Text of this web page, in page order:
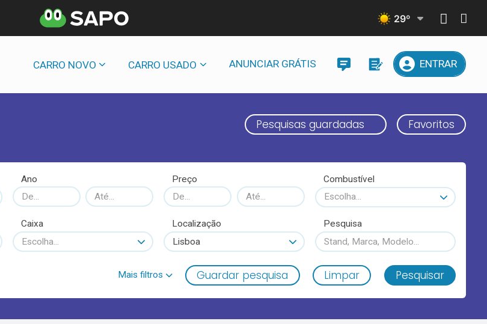
29º
CARRO NOVO CARRO USADO ANUNCIAR GRÁTIS ENTRAR
Pesquisas guardadas Favoritos
Ano Preço
Combustível
Escolha...
Caixa
Escolha...
Localização
Lisboa
Pesquisa
Guardar pesquisa Limpar Pesquisar